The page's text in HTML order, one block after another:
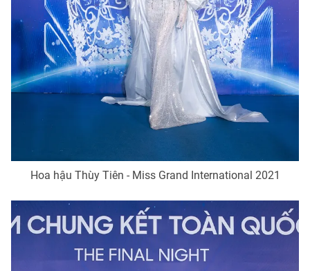
THỜI BÁO VTV
Cơ quan chủ quản: Đài Truyền hình Việt Nam
Giấy phép hoạt động báo in và báo điện tử số 483/GP-BTTTT
cấp ngày 29/12/2023
Tổng Biên tập:
Vũ Thanh Thủy
Phó Tổng Biên tập:Nguyễn Thị Mỹ Hạnh, Phạm Quốc Thắng,
Hoa hậu Thùy Tiên - Miss Grand International 2021